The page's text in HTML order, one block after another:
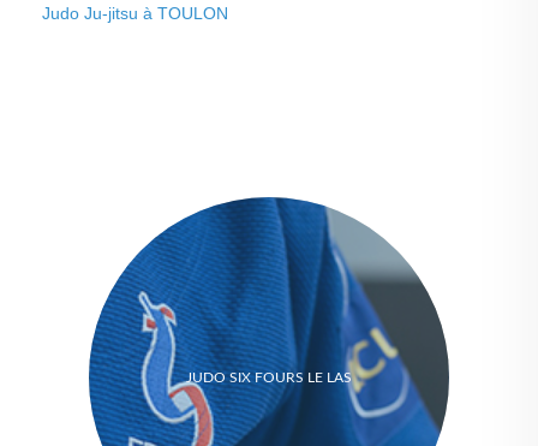
Judo Ju-jitsu à TOULON
JUDO SIX FOURS LE LAS